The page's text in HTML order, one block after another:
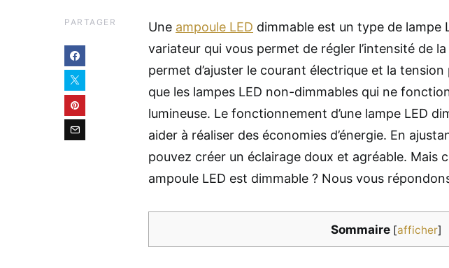
PARTAGER Une ampoule LED dimmable est un type de lampe
variateur qui vous permet de régler l’intensité de
permet d’ajuster le courant électrique et la
que les lampes LED non-dimmables qui ne
lumineuse. Le fonctionnement d’une lampe LED
aider à réaliser des économies d’énergie. En
pouvez créer un éclairage doux et agréable. Mais
ampoule LED est dimmable ? Nous vous
Sommaire [afficher]